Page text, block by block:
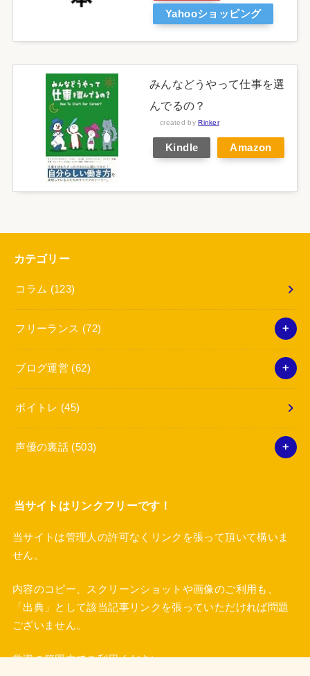
Yahooショッピング
みんなどうやって仕事を選
んでるの？
created byRinker
Kindle Amazon
カテゴリー
コラム (123)
フリーランス (72)
ブログ運営 (62)
ボイトレ (45)
声優の裏話 (503)
当サイトはリンクフリーです！
当サイトは管理人の許可なくリンクを張って頂いて構いま
せん。
内容のコピー、スクリーンショットや画像のご利用も、
「出典」として該当記事リンクを張っていただければ問題
ございません。
常識の範囲内でご利用ください。